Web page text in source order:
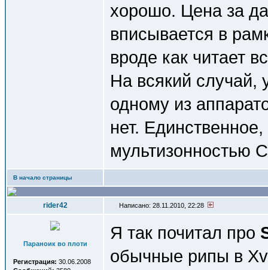
хорошо. Цена за
вписывается в
вроде как читает
На всякий случай,
одному из
нет.
мультизонностью
В начало страницы
rider42 Написано: 28.11.2010, 22:28
Параноик во плоти
Регистрация: 30.06.2008
Я так почитал про
обычные рипы в